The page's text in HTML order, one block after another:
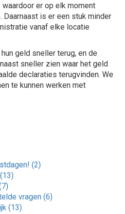
er op elk moment
Daarnaast is er een stuk minder
vanaf elke locatie
geld sneller terug, en de
sneller zien waar het geld
declaraties terugvinden. We
te kunnen werken met
(2)
vragen (6)
(13)